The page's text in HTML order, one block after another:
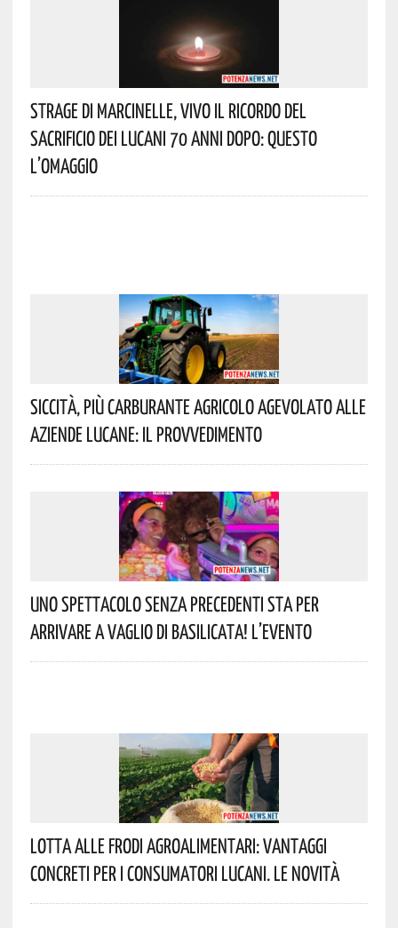
Strage Di Marcinelle, Vivo Il Ricordo Del
Sacrificio Dei Lucani 70 Anni Dopo: Questo
L’omaggio
Siccità, Più Carburante Agricolo Agevolato Alle
Aziende Lucane: Il Provvedimento
Uno Spettacolo Senza Precedenti Sta Per
Arrivare A Vaglio Di Basilicata! L’evento
Lotta Alle Frodi Agroalimentari: Vantaggi
Concreti Per I Consumatori Lucani. Le Novità